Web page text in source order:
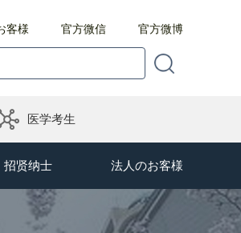
客様 官方微信 官方微博
医学考生
招贤纳士 法人のお客様